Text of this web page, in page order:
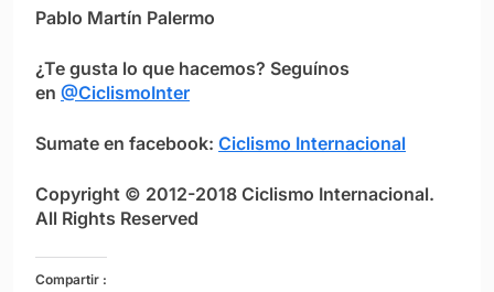
Pablo Martín Palermo
¿Te gusta lo que hacemos? Seguínos
en @CiclismoInter
Sumate en facebook: Ciclismo Internacional
Copyright © 2012-2018 Ciclismo Internacional.
All Rights Reserved
Compartir :